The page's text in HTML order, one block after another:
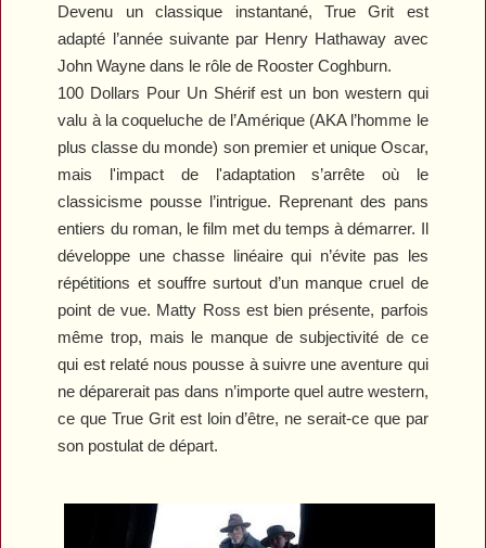
Devenu un classique instantané, True Grit est
adapté l’année suivante par Henry Hathaway avec
John Wayne dans le rôle de Rooster Coghburn.
100 Dollars Pour Un Shérifest un bon western qui
valu à la coqueluche de l’Amérique (AKA l’homme le
plus classe du monde) son premier et unique Oscar,
mais l'impact de l'adaptation s’arrête où le
classicisme pousse l’intrigue. Reprenant des pans
entiers du roman, le film met du temps à démarrer. Il
développe une chasse linéaire qui n’évite pas les
répétitions et souffre surtout d’un manque cruel de
point de vue. Matty Ross est bien présente, parfois
même trop, mais le manque de subjectivité de ce
qui est relaté nous pousse à suivre une aventure qui
ne déparerait pas dans n’importe quel autre western,
ce queTrue Gritest loin d’être, ne serait-ce que par
son postulat de départ.